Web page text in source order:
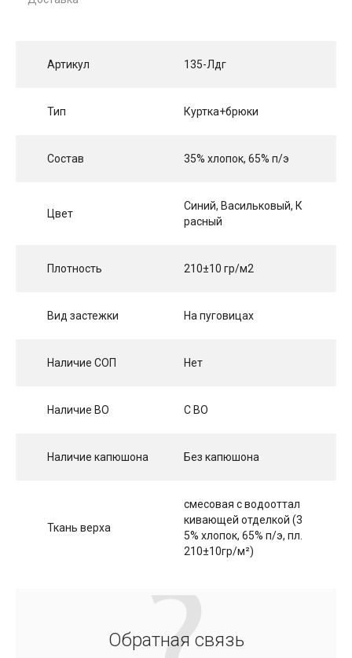
Артикул 135-Лдг
Тип Куртка+брюки
Состав 35% хлопок, 65% п/э
Цвет
Синий, Васильковый, К
расный
Плотность 210±10 гр/м2
Вид застежки На пуговицах
Наличие СОП Нет
Наличие ВО С ВО
Наличие капюшона Без капюшона
Ткань верха
смесовая с водооттал
кивающей отделкой (3
5% хлопок, 65% п/э, пл.
210±10гр/м²)
Обратная связь